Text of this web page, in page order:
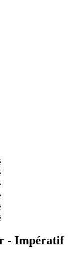
- Impératif